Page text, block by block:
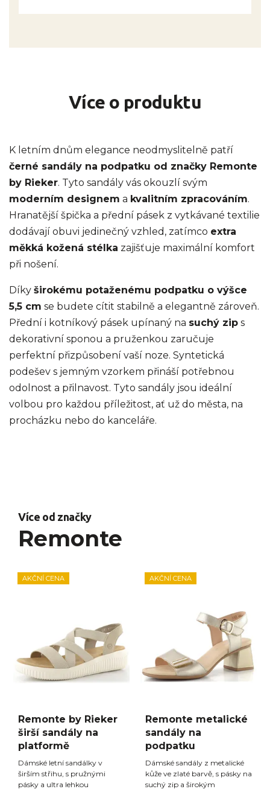
Více o produktu
K letním dnům elegance neodmyslitelně patří
černé sandály na podpatku od značky Remonte
by Rieker. Tyto sandály vás okouzlí svým
moderním designem a kvalitním zpracováním.
Hranatější špička a přední pásek z vytkávané textilie
dodávají obuvi jedinečný vzhled, zatímco extra
měkká kožená stélka zajišťuje maximální komfort
při nošení.
Díky širokému potaženému podpatku o výšce
5,5 cm se budete cítit stabilně a elegantně zároveň.
Přední i kotníkový pásek upínaný na suchý zip s
dekorativní sponou a pruženkou zaručuje
perfektní přizpůsobení vaší noze. Syntetická
podešev s jemným vzorkem přináší potřebnou
odolnost a přilnavost. Tyto sandály jsou ideální
volbou pro každou příležitost, ať už do města, na
procházku nebo do kanceláře.
Více od značky
Remonte
AKČNÍ CENA
Remonte by Rieker
širší sandály na
platformě
Dámské letní sandálky v
širším střihu, s pružnými
pásky a ultra lehkou
AKČNÍ CENA
Remonte metalické
sandály na
podpatku
Dámské sandály z metalické
kůže ve zlaté barvě, s pásky na
suchý zip a širokým